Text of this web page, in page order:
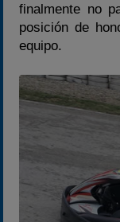
finalmente no
posición de
equipo.